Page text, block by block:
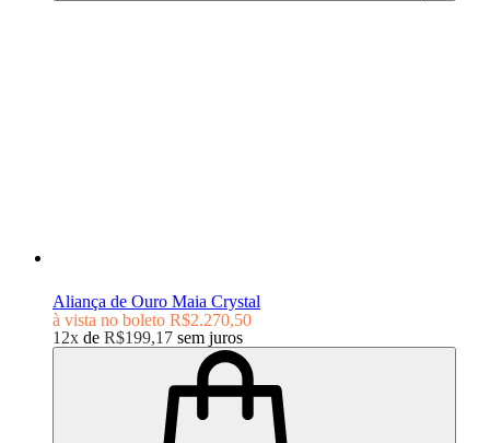
Aliança de Ouro Maia Crystal
à vista no boleto R$2.270,50
12x de R$199,17 sem juros